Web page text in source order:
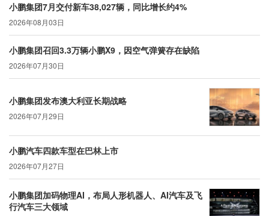
小鹏集团7月交付新车38,027辆，同比增长约4%
2026年08月03日
小鹏集团召回3.3万辆小鹏X9，因空气弹簧存在缺陷
2026年07月30日
小鹏集团发布澳大利亚长期战略
2026年07月29日
小鹏汽车四款车型在巴林上市
2026年07月27日
小鹏集团加码物理AI，布局人形机器人、AI汽车及飞
行汽车三大领域